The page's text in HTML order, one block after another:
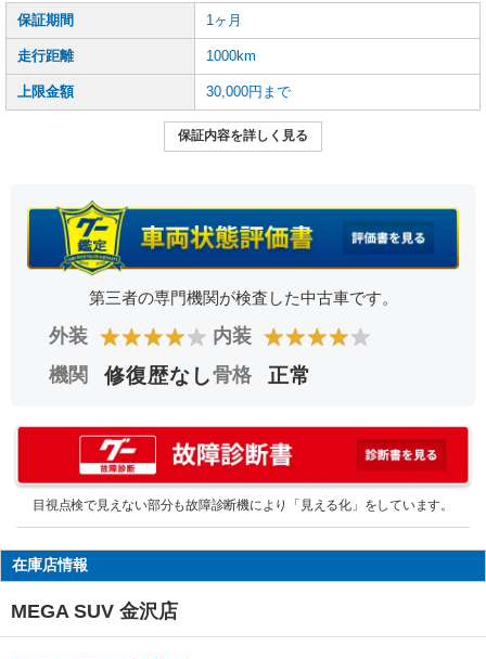
保証期間 1ヶ月
走行距離 1000km
上限金額 30,000円まで
保証内容を詳しく見る
第三者の専門機関が検査した中古車です。
外装 ★★★★★
機関 修復歴なし
内装 ★★★★★
骨格 正常
目視点検で見えない部分も故障診断機により「見える化」をしています。
在庫店情報
MEGA SUV 金沢店